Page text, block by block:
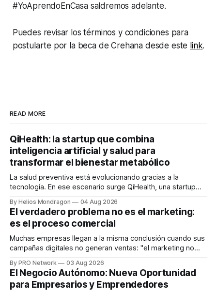
#YoAprendoEnCasa saldremos adelante.
Puedes revisar los términos y condiciones para
postularte por la beca de Crehana desde este link.
READ MORE
QiHealth: la startup que combina
inteligencia artificial y salud para
transformar el bienestar metabólico
La salud preventiva está evolucionando gracias a la
tecnología. En ese escenario surge QiHealth, una startup
dispositivos inteligentes, inteligencia artificial y monitoreo
en tiempo real para ayudar a las personas a tomar mejores
decisiones sobre su salud metabólica. Su propuesta busca
responder
By Helios Mondragon 04 Aug 2026
El verdadero problema no es el marketing:
es el proceso comercial
Muchas empresas llegan a la misma conclusión cuando sus
campañas digitales no generan ventas: "el marketing no
INTERIUS, el problema suele estar en otro lugar. Durante
una entrevista para el podcast SER PRO, el especialista en
marketing digital explicó que
By PRO Network 03 Aug 2026
El Negocio Autónomo: Nueva Oportunidad
para Empresarios y Emprendedores